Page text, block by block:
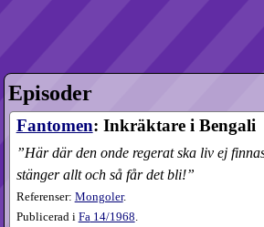
Episoder
Fantomen: Inkräktare i Bengali
”Här där den onde regerat ska liv ej
stänger allt och så får det bli!”
Referenser: Mongoler.
Publicerad i Fa 14​/1968